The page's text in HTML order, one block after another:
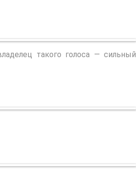
такого голоса — сильный